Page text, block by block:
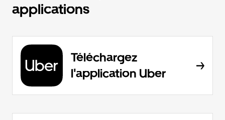
applications
Téléchargez
l'application Uber